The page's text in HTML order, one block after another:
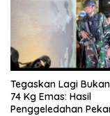
Tegaskan Lagi
74 Kg Emas: Hasil
Penggeledahan